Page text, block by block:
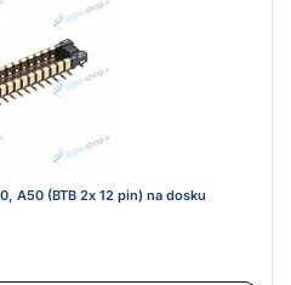
A50 (BTB 2x 12 pin) na dosku